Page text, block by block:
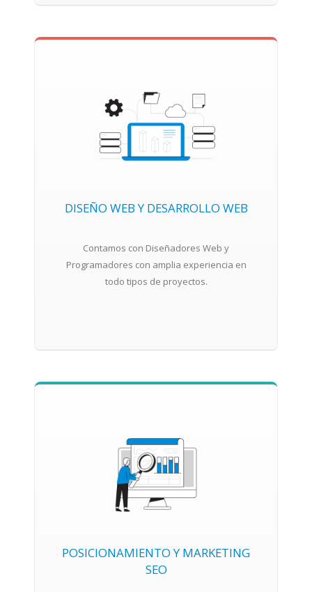
DISEÑO WEB Y DESARROLLO WEB
Contamos con Diseñadores Web y
Programadores con amplia experiencia en
todo tipos de proyectos.
POSICIONAMIENTO Y MARKETING
SEO